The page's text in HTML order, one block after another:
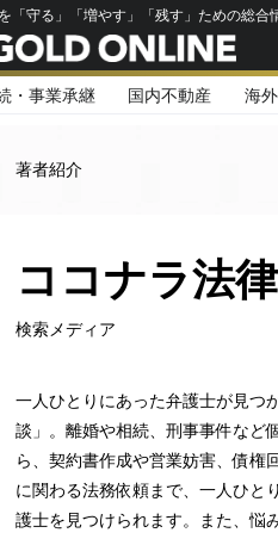
「守る」「増やす」「残す」ための総合
・事業承継 国内不動産 海
著者紹介
ココナラ法
検索メディア
一人ひとりにあった弁護士が見つ
談」。離婚や相続、刑事事件など
ら、契約書作成や営業妨害、債権
に関わる法務依頼まで、一人ひと
護士を見つけられます。また、悩